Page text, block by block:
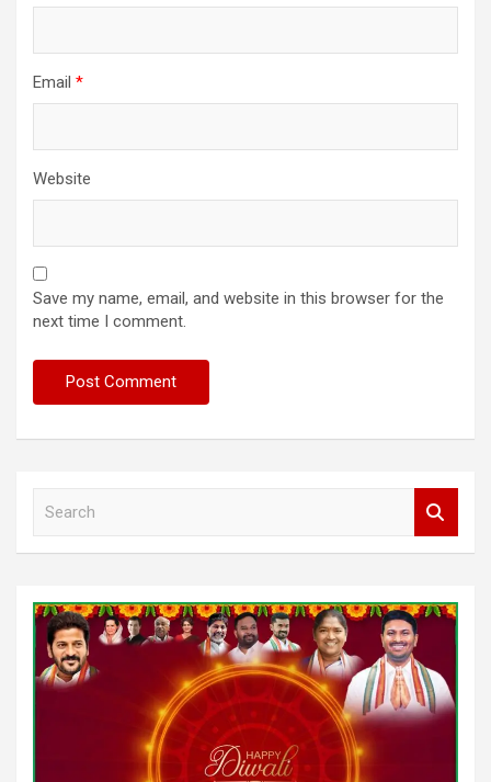
Email *
Website
Save my name, email, and website in this browser for the
next time I comment.
h